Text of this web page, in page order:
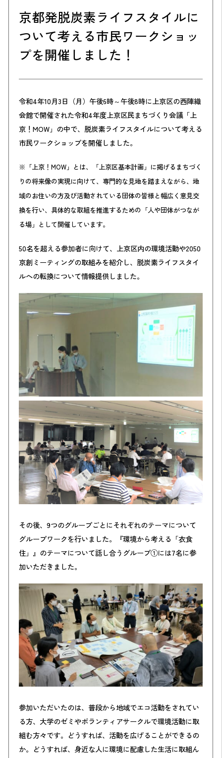
Action list
京都発脱炭素ライフスタイルに
ついて考える市民ワークショッ
プを開催しました！
令和4年10月3日（月）午後6時～午後8時に上京区の西陣織
会館で開催された令和4年度上京区民まちづくり会議「上
京！ MOW」の中で、脱炭素ライフスタイルについて考える
市民ワークショップを開催しました。
※「上京！ MOW」とは、「上京区基本計画」に掲げるまちづく
りの将来像の実現に向けて、専門的な見地を踏まえながら、地
域のお住いの方及び活動されている団体の皆様と幅広く意見交
換を行い、具体的な取組を推進するための「人や団体がつなが
る場」として開催しています。
50名を超える参加者に向けて、上京区内の環境活動や2050
京創ミーティングの取組みを紹介し、脱炭素ライフスタイ
ルへの転換について情報提供しました。
その後、 9つのグループごとにそれぞれのテーマについて
グループワークを行いました。『環境から考える「衣食
住」』のテーマについて話し合うグループ①には7名に参
加いただきました。
参加いただいたのは、普段から地域でエコ活動をされてい
る方、大学のゼミやボランティアサークルで環境活動に取
組む方々です。どうすれば、活動を広げることができるの
か。どうすれば、身近な人に環境に配慮した生活に取組ん